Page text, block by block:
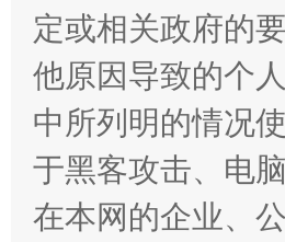
全民健身五年计划来了！等你
定或相关政府的
他原因导致的个
中所列明的情况
于黑客攻击、电
在本网的企业、